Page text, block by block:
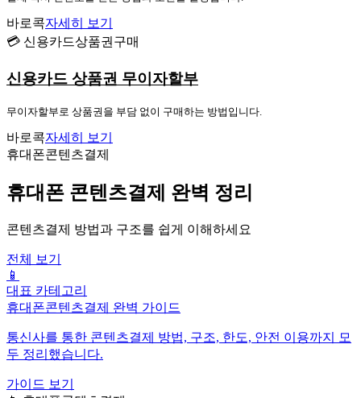
바로콕자세히 보기
💳 신용카드상품권구매
신용카드 상품권 무이자할부
무이자할부로 상품권을 부담 없이 구매하는 방법입니다.
바로콕자세히 보기
휴대폰콘텐츠결제
휴대폰 콘텐츠결제 완벽 정리
콘텐츠결제 방법과 구조를 쉽게 이해하세요
전체 보기
📱
대표 카테고리
휴대폰콘텐츠결제 완벽 가이드
통신사를 통한 콘텐츠결제 방법, 구조, 한도, 안전 이용까지 모
두 정리했습니다.
가이드 보기